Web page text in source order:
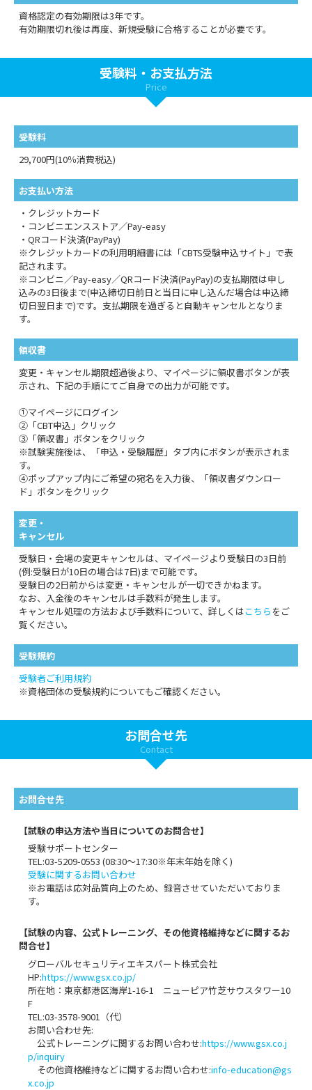
資格認定の有効期限は3年です。
有効期限切れ後は再度、新規受験に合格することが必要です。
受験料・お支払方法
Price
受験料
29,700円(10％消費税込)
お支払い方法
・クレジットカード
・コンビニエンスストア／Pay-easy
・QRコード決済(PayPay)
※クレジットカードの利用明細書には「CBTS受験申込サイト」で表
記されます。
※コンビニ／Pay-easy／QRコード決済(PayPay)の支払期限は申し
込みの3日後まで(申込締切日前日と当日に申し込んだ場合は申込締
切日翌日まで)です。支払期限を過ぎると自動キャンセルとなりま
す。
領収書
変更・キャンセル期限超過後より、マイページに領収書ボタンが表
示され、下記の手順にてご自身での出力が可能です。
①マイページにログイン
②「CBT申込」クリック
③「領収書」ボタンをクリック
※試験実施後は、「申込・受験履歴」タブ内にボタンが表示されま
す。
④ポップアップ内にご希望の宛名を入力後、「領収書ダウンロー
ド」ボタンをクリック
変更・
キャンセル
受験日・会場の変更キャンセルは、マイページより受験日の3日前
(例:受験日が10日の場合は7日)まで可能です。
受験日の2日前からは変更・キャンセルが一切できかねます。
なお、入金後のキャンセルは手数料が発生します。
キャンセル処理の方法および手数料について、詳しくはこちら をご
覧ください。
受験規約
受験者ご利用規約
※資格団体の受験規約についてもご確認ください。
お問合せ先
Contact
お問合せ先
【試験の申込方法や当日についてのお問合せ】
受験サポートセンター
TEL:03-5209-0553 (08:30〜17:30※年末年始を除く)
受験に関するお問い合わせ
※お電話は応対品質向上のため、録音させていただいておりま
す。
【試験の内容、公式トレーニング、その他資格維持などに関するお
問合せ】
グローバルセキュリティエキスパート株式会社
HP:https://www.gsx.co.jp/
所在地：東京都港区海岸1-16-1 ニューピア竹芝サウスタワー10
F
TEL:03-3578-9001（代）
お問い合わせ先:
公式トレーニングに関するお問い合わせ:https://www.gsx.co.j
p/inquiry
その他資格維持などに関するお問い合わせ:info-education@gs
x.co.jp